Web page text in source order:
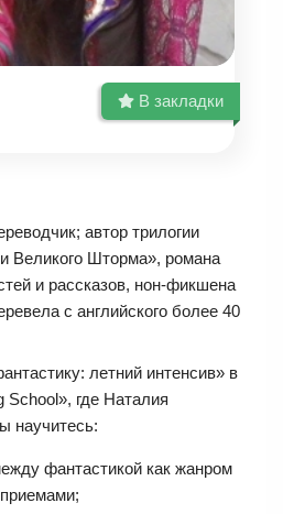
В закладки
автор трилогии
Великого Шторма», романа
и рассказов, нон-фикшена
с английского более 40
летний интенсив» в
School», где Наталия
научитесь:
фантастикой как жанром